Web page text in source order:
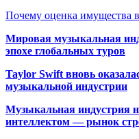
Почему оценка имущества
Мировая музыкальная
эпохе глобальных туров
Taylor Swift вновь
музыкальной индустрии
Музыкальная индустрия
интеллектом — рынок